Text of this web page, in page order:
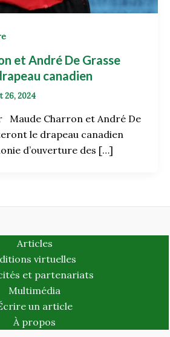
et André De Grasse
canadien
26, 2024
Maude Charron et André De
le drapeau canadien
d’ouverture des […]
Articles
virtuelles
et partenariats
Multimédia
un article
À propos